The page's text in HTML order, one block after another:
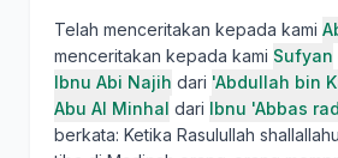
Telah menceritakan kepada kami
menceritakan kepada kami Sufyan
Ibnu Abi Najih dari 'Abdullah bin
Abu Al Minhal dari Ibnu 'Abbas
berkata: Ketika Rasulullah